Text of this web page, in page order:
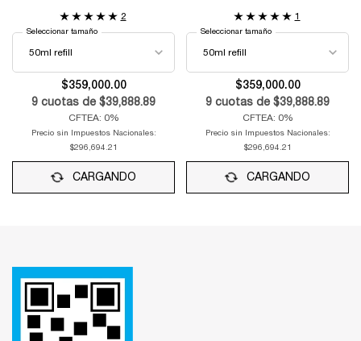
CON LA TECNOLOGÍA AVANZADA
UVMUNE
2
Seleccionar tamaño
$359,000.00
9 cuotas de $39,888.89
CFTEA: 0%
Precio sin Impuestos Nacionales:
$296,694.21
CARGANDO
CORRECCIÓN DE ARRUGAS –
UNIFORMIDAD DEL TONO
1
Seleccionar tamaño
$359,000.00
9 cuotas de $39,888.89
CFTEA: 0%
Precio sin Impuestos Nacionales:
$296,694.21
CARGANDO